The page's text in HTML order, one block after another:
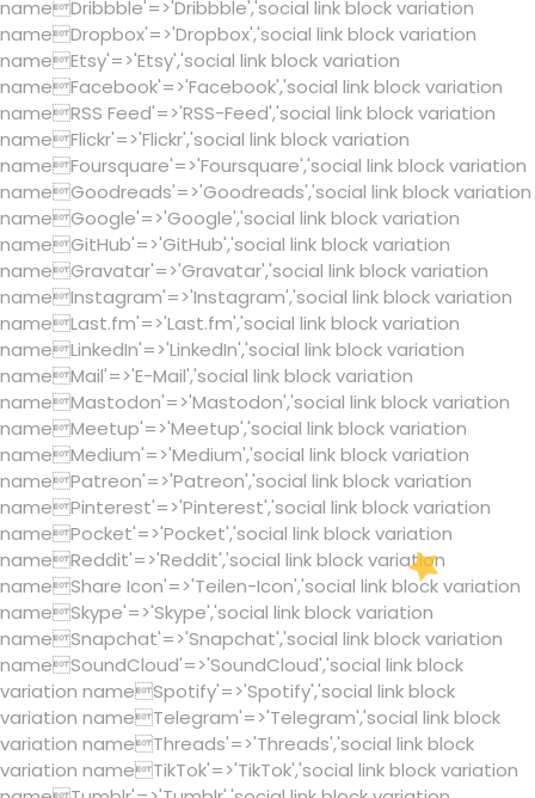
nameDribbble'=>'Dribbble','social link block variation
nameDropbox'=>'Dropbox','social link block variation
nameEtsy'=>'Etsy','social link block variation
nameFacebook'=>'Facebook','social link block variation
nameRSS Feed'=>'RSS-Feed','social link block variation
nameFlickr'=>'Flickr','social link block variation
nameFoursquare'=>'Foursquare','social link block variation
nameGoodreads'=>'Goodreads','social link block variation
nameGoogle'=>'Google','social link block variation
nameGitHub'=>'GitHub','social link block variation
nameGravatar'=>'Gravatar','social link block variation
nameInstagram'=>'Instagram','social link block variation
nameLast.fm'=>'Last.fm','social link block variation
nameLinkedIn'=>'LinkedIn','social link block variation
nameMail'=>'E-Mail','social link block variation
nameMastodon'=>'Mastodon','social link block variation
nameMeetup'=>'Meetup','social link block variation
nameMedium'=>'Medium','social link block variation
namePatreon'=>'Patreon','social link block variation
namePinterest'=>'Pinterest','social link block variation
namePocket'=>'Pocket','social link block variation
nameReddit'=>'Reddit','social link block variation
nameShare Icon'=>'Teilen-Icon','social link block variation
nameSkype'=>'Skype','social link block variation
nameSnapchat'=>'Snapchat','social link block variation
nameSoundCloud'=>'SoundCloud','social link block
variation nameSpotify'=>'Spotify','social link block
variation nameTelegram'=>'Telegram','social link block
variation nameThreads'=>'Threads','social link block
variation nameTikTok'=>'TikTok','social link block variation